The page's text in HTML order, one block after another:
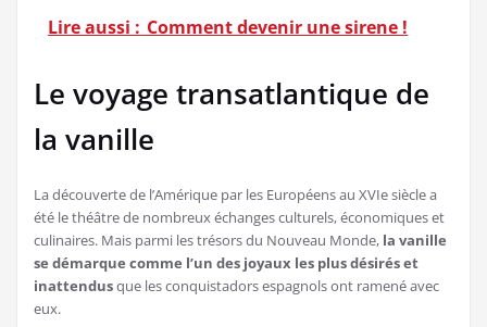
Lire aussi : Comment devenir une sirene !
Le voyage transatlantique de
la vanille
La découverte de l’Amérique par les Européens au XVIe siècle a
été le théâtre de nombreux échanges culturels, économiques et
culinaires. Mais parmi les trésors du Nouveau Monde, la vanille
se démarque comme l’un des joyaux les plus désirés et
inattendusque les conquistadors espagnols ont ramené avec
eux.